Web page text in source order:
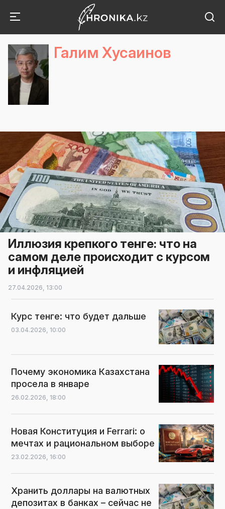
Галим Хусаинов
Иллюзия крепкого тенге: что на
самом деле происходит с курсом
и инфляцией
27.04.2026, 13:00
Курс тенге: что будет дальше
03.04.2026, 10:00
Почему экономика Казахстана
просела в январе
26.02.2026, 18:00
Новая Конституция и Ferrari: о
мечтах и рациональном выборе
23.02.2026, 16:00
Хранить доллары на валютных
депозитах в банках – сейчас не